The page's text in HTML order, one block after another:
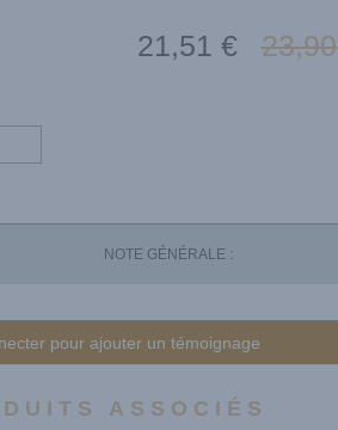
21,51 € 23,90
NOTE GÉNÉRALE :
pour ajouter un témoignage
ASSOCIÉS